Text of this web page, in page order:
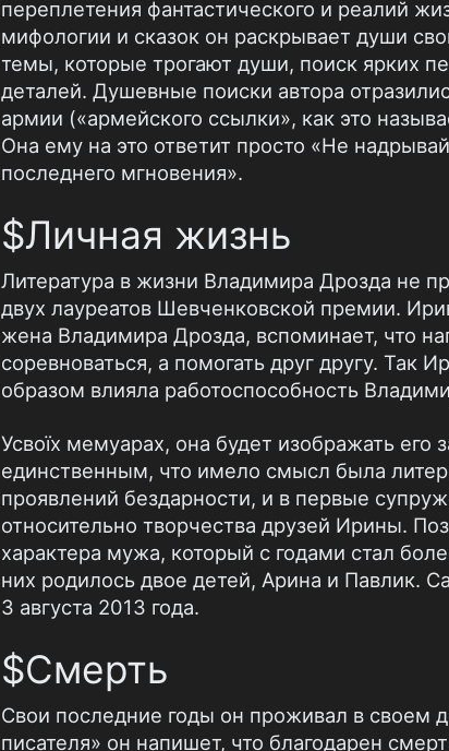
переплетения фантастического и реалий
мифологии и сказок он раскрывает души
темы, которые трогают души, поиск ярких
деталей. Душевные поиски автора
армии («армейского ссылки», как это
Она ему на это ответит просто «Не
последнего мгновения».
$Личная жизнь
Литература в жизни Владимира Дрозда не
двух лауреатов Шевченковской премии.
жена Владимира Дрозда, вспоминает, что
соревноваться, а помогать друг другу. Так
образом влияла работоспособность
Усвоїх мемуарах, она будет изображать
единственным, что имело смысл была
проявлений бездарности, и в первые
относительно творчества друзей Ирины.
характера мужа, который с годами стал
них родилось двое детей, Арина и Павлик.
3 августа 2013 года.
$Смерть
Свои последние годы он проживал в своем
писателя» он напишет, что благодарен